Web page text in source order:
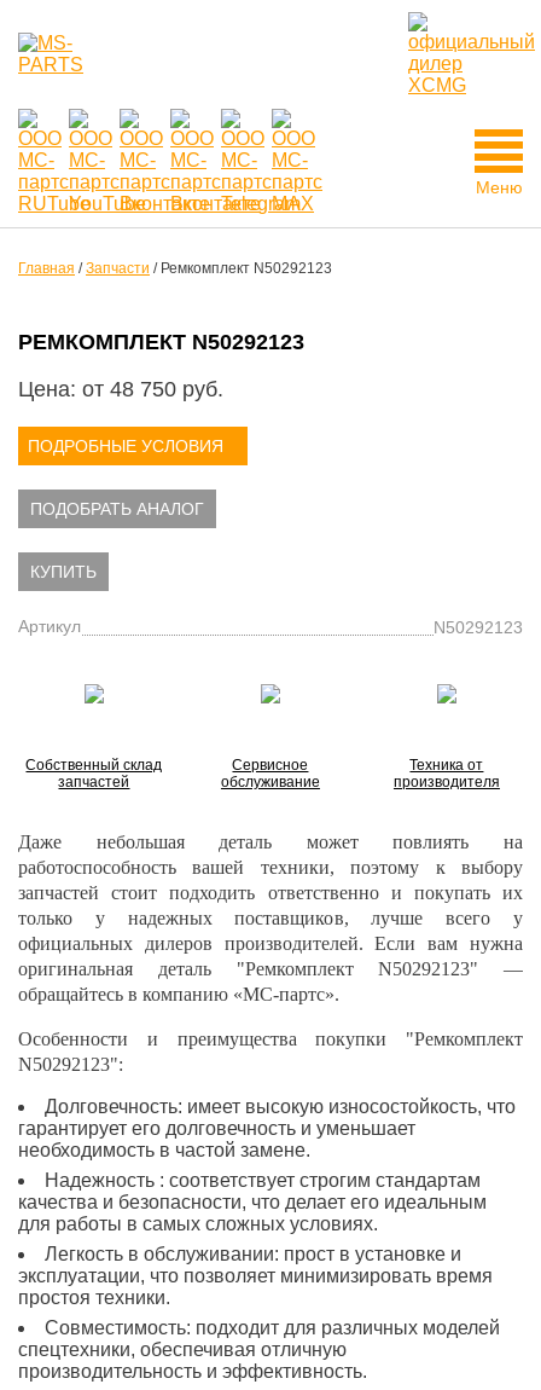
Меню
Главная /Запчасти / Ремкомплект N50292123
РЕМКОМПЛЕКТ N50292123
Цена: от 48 750 руб.
ПОДРОБНЫЕ УСЛОВИЯ
ПОДОБРАТЬ АНАЛОГ
КУПИТЬ
Артикул N50292123
Собственный склад
запчастей
Сервисное
обслуживание
Техника от
производителя
Даже небольшая деталь может повлиять на
работоспособность вашей техники, поэтому к выбору
запчастей стоит подходить ответственно и покупать их
только у надежных поставщиков, лучше всего у
официальных дилеров производителей. Если вам нужна
оригинальная деталь "Ремкомплект N50292123" —
обращайтесь в компанию «МС-партс».
Особенности и преимущества покупки "Ремкомплект
N50292123":
Долговечность: имеет высокую износостойкость, что
гарантирует его долговечность и уменьшает
необходимость в частой замене.
Надежность : соответствует строгим стандартам
качества и безопасности, что делает его идеальным
для работы в самых сложных условиях.
Легкость в обслуживании: прост в установке и
эксплуатации, что позволяет минимизировать время
простоя техники.
Совместимость: подходит для различных моделей
спецтехники, обеспечивая отличную
производительность и эффективность.